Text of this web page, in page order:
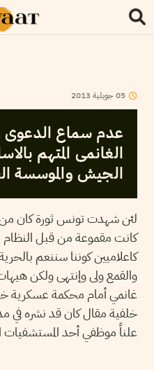
05جويلية 2013
عدم سماع الدعوى
الغانمى المتهم
الجيش والموسسة
لئن شهدت تونس ثورة كان من
كانت مقموعة من قبل النظام
كاعلاميين كوننا سننعم
والقمع ولى وإنتهى ولكن
غانمي أمام محكمة
خلفية مقال كان قد نشره في
علناً موظفي أحد المستشفيات